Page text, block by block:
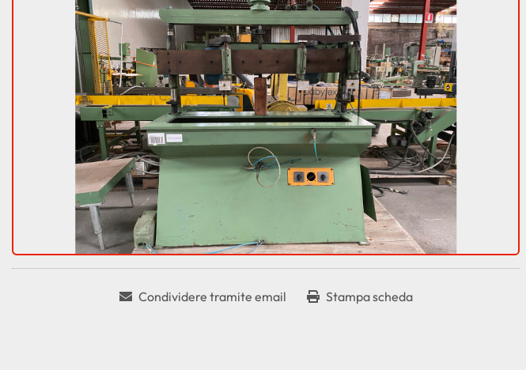
Condividere tramite email Stampa scheda